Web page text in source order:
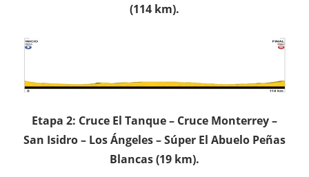
(114 km).
Etapa 2: Cruce El Tanque – Cruce Monterrey –
San Isidro – Los Ángeles – Súper El Abuelo Peñas
Blancas (19 km).